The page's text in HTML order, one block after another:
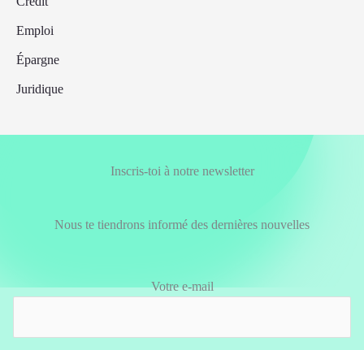
Emploi
Épargne
Juridique
Inscris-toi à notre newsletter
Nous te tiendrons informé des dernières nouvelles
Votre e-mail